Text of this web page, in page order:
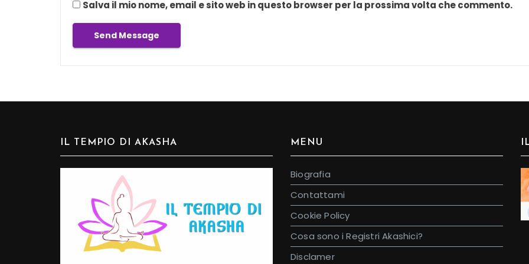
Salva il mio nome, email e sito web in questo browser per la prossima volta che commento.
IL TEMPIO DI AKASHA MENU
Biografia
Contattami
Cookie Policy
Cosa sono i Registri Akashici?
Disclamer